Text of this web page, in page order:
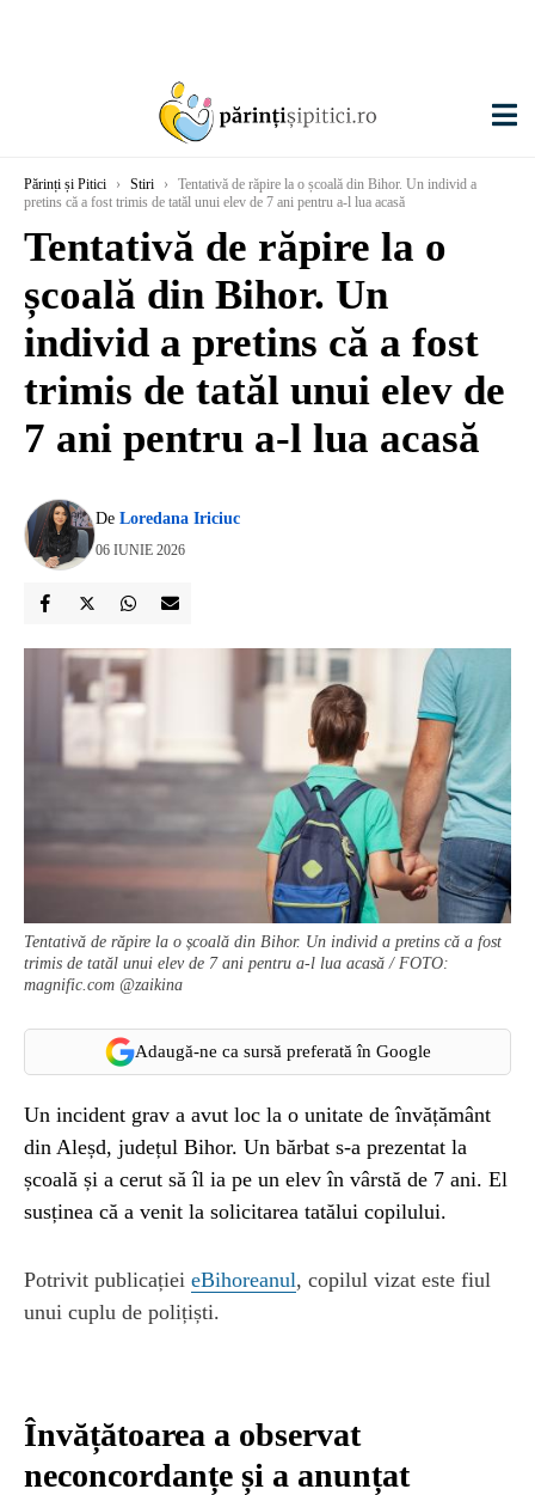
Părinți și Pitici › Stiri ›
Tentativă de răpire la o școală din Bihor. Un individ a
pretins că a fost trimis de tatăl unui elev de 7 ani pentru a-l lua acasă
Tentativă de răpire la o
școală din Bihor. Un
individ a pretins că a fost
trimis de tatăl unui elev de
7 ani pentru a-l lua acasă
De Loredana Iriciuc
06 IUNIE 2026
Tentativă de răpire la o școală din Bihor. Un individ a pretins că a fost
trimis de tatăl unui elev de 7 ani pentru a-l lua acasă / FOTO:
magnific.com @zaikina
Adaugă-ne ca sursă preferată în Google
Un incident grav a avut loc la o unitate de învățământ
din Aleșd, județul Bihor. Un bărbat s-a prezentat la
școală și a cerut să îl ia pe un elev în vârstă de 7 ani. El
susținea că a venit la solicitarea tatălui copilului.
Potrivit publicației eBihoreanul, copilul vizat este fiul
unui cuplu de polițiști.
Învățătoarea a observat
neconcordanțe și a anunțat